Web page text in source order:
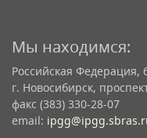
Мы находимся:
Российская Федерация,
г. Новосибирск,
факс (383) 330-28-07
email: